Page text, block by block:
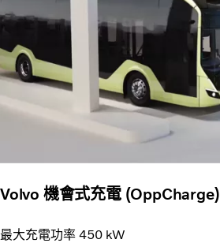
Volvo 機會式充電 (OppCharge)
最大充電功率 450 kW